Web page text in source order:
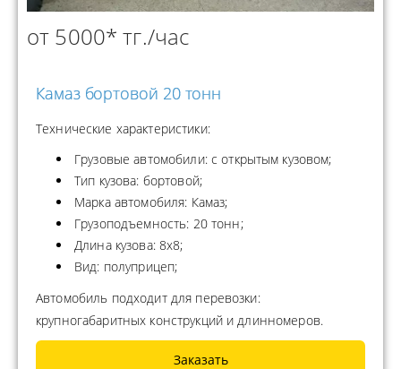
от 5000* тг./час
Камаз бортовой 20 тонн
Технические характеристики:
Грузовые автомобили: с открытым кузовом;
Тип кузова: бортовой;
Марка автомобиля: Камаз;
Грузоподъемность: 20 тонн;
Длина кузова: 8х8;
Вид: полуприцеп;
Автомобиль подходит для перевозки:
крупногабаритных конструкций и длинномеров.
Заказать